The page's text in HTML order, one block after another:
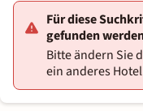
Für diese
gefunden
Bitte ändern Sie
ein anderes